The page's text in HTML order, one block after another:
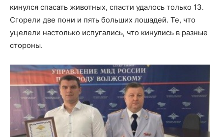
кинулся спасать животных, спасти удалось только 13.
Сгорели две пони и пять больших лошадей. Те, что
уцелели настолько испугались, что кинулись в разные
стороны.